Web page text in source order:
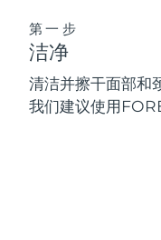
第一步
洁净
清洁并擦干面部和
我们建议使用